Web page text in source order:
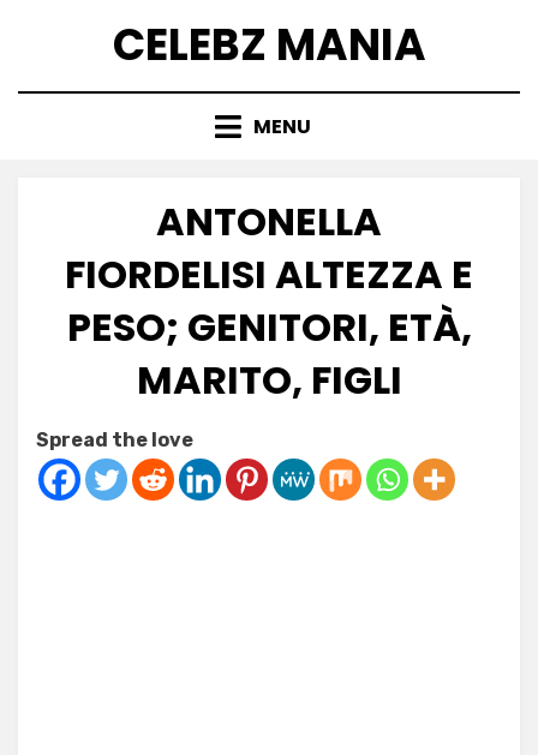
CELEBZ MANIA
MENU
ANTONELLA
FIORDELISI ALTEZZA E
PESO; GENITORI, ETÀ,
MARITO, FIGLI
on
Spread the love